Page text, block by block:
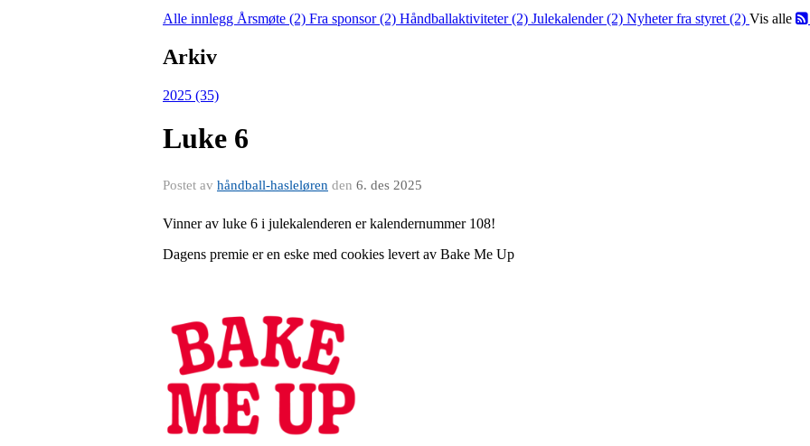
Alle innlegg Årsmøte (2) Fra sponsor (2) Håndballaktiviteter (2) Julekalender (2) Nyheter fra styret (2) Vis alle
Arkiv
2025 (35)
Luke 6
Postet av håndball-hasleløren den 6. des 2025
Vinner av luke 6 i julekalenderen er kalendernummer 108!
Dagens premie er en eske med cookies levert av Bake Me Up